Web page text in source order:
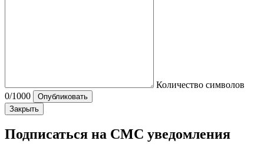
Количество символов
0/1000
Опубликовать
Закрыть
Подписаться на СМС уведомления